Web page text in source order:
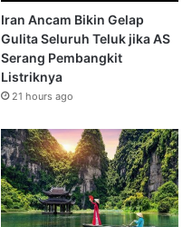
Iran Ancam Bikin Gelap
Gulita Seluruh Teluk jika AS
Serang Pembangkit
Listriknya
21 hours ago